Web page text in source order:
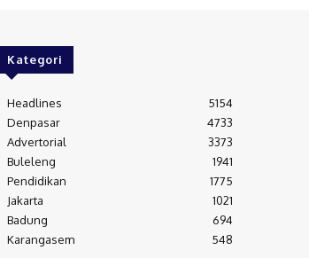
Kategori
Headlines
5154
Denpasar
4733
Advertorial
3373
Buleleng
1941
Pendidikan
1775
Jakarta
1021
Badung
694
Karangasem
548